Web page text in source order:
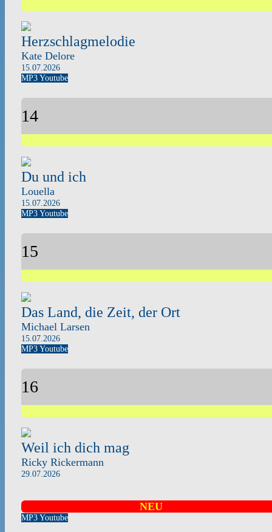
Herzschlagmelodie
Kate Delore
15.07.2026
MP3Youtube
14
Du und ich
Louella
15.07.2026
MP3Youtube
15
Das Land, die Zeit, der Ort
Michael Larsen
15.07.2026
MP3Youtube
16
Weil ich dich mag
Ricky Rickermann
29.07.2026
NEU
MP3Youtube